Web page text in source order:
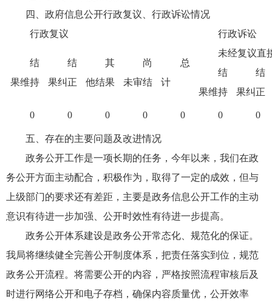
四、政府信息公开行政复议、行政诉讼情况
行政复议
行政诉讼
结
果维持
结
果纠正
其
他结果
尚
未审结
总
计
未经复议直
结
果维持
结
果纠正
0 0 0 0 0 0 0
五、存在的主要问题及改进情况
政务公开工作是一项长期的任务，今年以来，我们在政
务公开方面主动配合，积极作为，取得了一定的成效，但与
上级部门的要求还有差距，主要是政务信息公开工作的主动
意识有待进一步加强、公开时效性有待进一步提高。
政务公开体系建设是政务公开常态化、规范化的保证。
我局将继续健全完善公开制度体系，把责任落实到位，规范
政务公开流程。将需要公开的内容，严格按照流程审核后及
时进行网络公开和电子存档，确保内容质量优，公开效率